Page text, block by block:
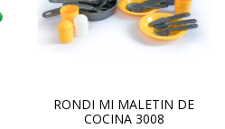
RONDI MI MALETIN DE
COCINA 3008